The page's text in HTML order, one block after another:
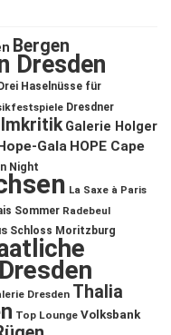
Bergen
Dresden
Drei Haselnüsse für
Dresdner
Galerie Holger
Hope-Gala HOPE Cape
Night
La Saxe à Paris
Sommer Radebeul
Schloss Moritzburg
Dresden Thalia
Top Lounge Volksbank